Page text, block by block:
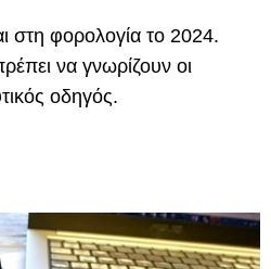
στη φορολογία το 2024.
να γνωρίζουν οι
οδηγός.